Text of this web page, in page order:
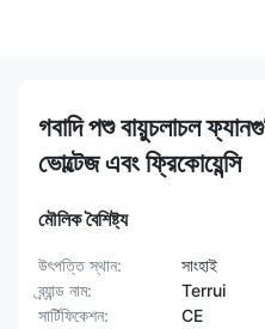
গবাদি পশু বায়ুচলাচল
ভোল্টেজ এবং ফ্রিকোয়েন্সি
মৌলিক বৈশিষ্ট্য
উৎপত্তি স্থান:
সাংহাই
ব্র্যান্ড নাম:
Terrui
সার্টিফিকেশন:
CE